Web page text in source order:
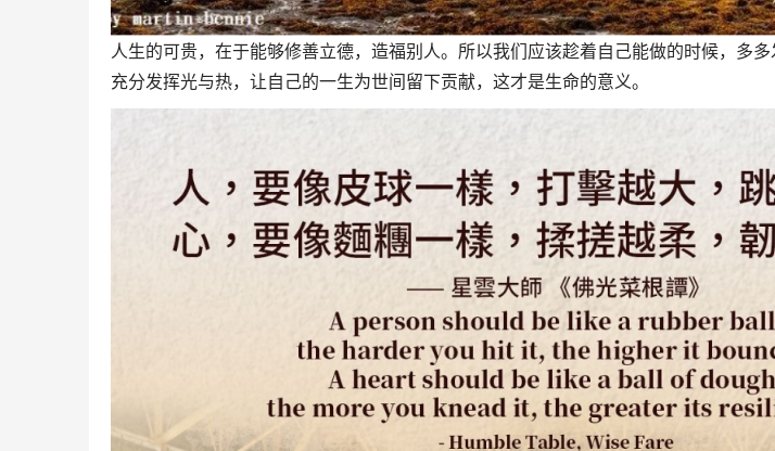
人生的可贵，在于能够修善立德，造福别人。所以我们应该趁着自己能做的时候，多
充分发挥光与热，让自己的一生为世间留下贡献，这才是生命的意义。